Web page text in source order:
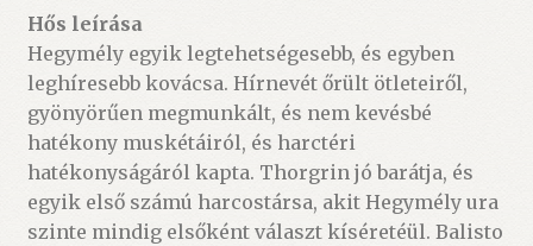
Hős leírása
Hegymély egyik legtehetségesebb, és egyben
leghíresebb kovácsa. Hírnevét őrült ötleteiről,
gyönyörűen megmunkált, és nem kevésbé
hatékony muskétáiról, és harctéri
hatékonyságáról kapta. Thorgrin jó barátja, és
egyik első számú harcostársa, akit Hegymély ura
szinte mindig elsőként választ kíséretéül. Balisto